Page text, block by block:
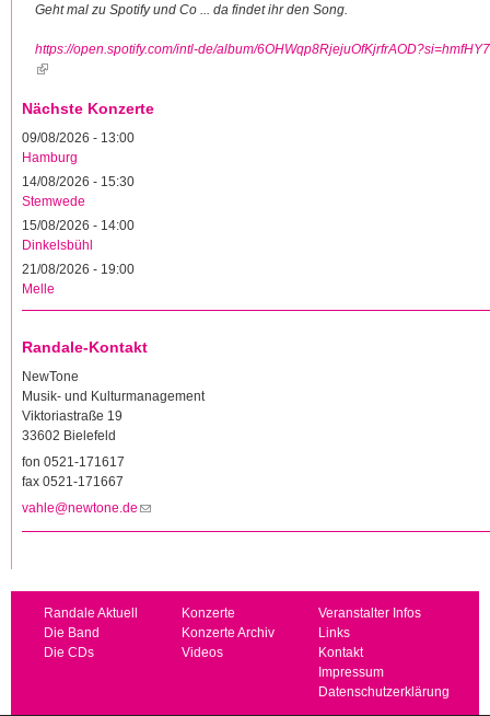
Geht mal zu Spotify und Co ... da findet ihr den Song.
https://open.spotify.com/intl-de/album/
(Link ist extern)
Nächste Konzerte
09/08/2026 - 13:00
Hamburg
14/08/2026 - 15:30
Stemwede
15/08/2026 - 14:00
Dinkelsbühl
21/08/2026 - 19:00
Melle
Randale-Kontakt
NewTone
Musik- und Kulturmanagement
Viktoriastraße 19
33602 Bielefeld
fon 0521-171617
fax 0521-171667
vahle@newtone.de (Link sendet E-Mail)
Randale Aktuell
Die Band
Die CDs
Konzerte
Konzerte Archiv
Videos
Veranstalter Infos
Links
Kontakt
Impressum
Datenschutzerklärung